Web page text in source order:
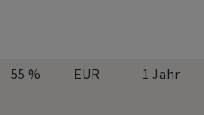
55 % EUR 1 Jahr